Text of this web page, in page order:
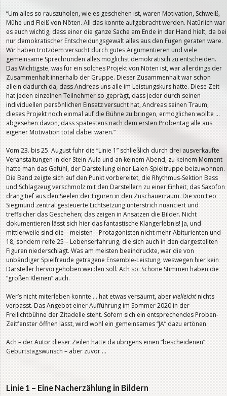
“Um alles so rauszuholen, wie es geschehen ist, waren Motivation, Schweiß,
Mühe und Fleiß von Nöten. All das konnte aufgebracht werden. Natürlich war
es auch wichtig, dass einer die ganze Sache am Ende in der Hand hielt, da bei
nur demokratischer Entscheidungsgewalt alles aus den Fugen geraten wäre.
Wir haben trotzdem versucht durch gutes Argumentieren und viele
gemeinsame Sprechrunden alles möglichst demokratisch zu entscheiden.
Das Wichtigste, was für ein solches Projekt von Nöten ist, war allerdings der
Zusammenhalt innerhalb der Gruppe. Dieser Zusammenhalt war schon
allein dadurch da, dass Andreas uns alle im Leistungskurs hatte. Diese Zeit
hat jeden einzelnen Teilnehmer so geprägt, dass jeder durch seinen
individuellen persönlichen Einsatz versucht hat, Andreas seinen Traum,
dieses Projekt noch einmal auf die Bühne zu bringen, ermöglichen wollte …
abgesehen davon, dass spätestens nach dem ersten Probentag alle aus
eigener Motivation total dabei waren.”
Vom 23. bis 25. August fuhr die “Linie 1” schließlich durch drei ausverkaufte
Veranstaltungen in der Stein-Aula und an keinem Abend, zu keinem Moment
hatte man das Gefühl, der Darstellung einer Laien-Spieltruppe beizuwohnen.
Die Band zeigte sich auf den Punkt vorbereitet, die Rhythmus-Sektion Bass
und Schlagzeug verschmolz mit den Darstellern zu einer Einheit, das Saxofon
drang tief aus den Seelen der Figuren in den Zuschauerraum. Die von Leo
Siegmund zentral gesteuerte Lichtsetzung unterstrich nuanciert und
treffsicher das Geschehen; das zeigen in Ansätzen die Bilder. Nicht
dokumentieren lässt sich hier das fantastische Klangerlebnis! Ja, und
mittlerweile sind die – meisten – Protagonisten nicht mehr Abiturienten und
18, sondern reife 25 – Lebenserfahrung, die sich auch in den dargestellten
Figuren niederschlägt. Was am meisten beeindruckte, war die von
unbändiger Spielfreude getragene Ensemble-Leistung, weswegen hier kein
Darsteller hervorgehoben werden soll. Ach so: Schöne Stimmen haben die
“großen Kleinen” auch.
Wer’s nicht miterleben konnte … hat etwas versäumt, abervielleichtnichts
verpasst. Das Angebot einer Aufführung im Sommer 2020 in der
Freilichtbühne der Zitadelle steht. Sofern sich ein entsprechendes Proben-
Zeitfenster öffnen lässt, wird wohl ein gemeinsames “JA” dazu ertönen.
Ach – der Autor dieser Zeilen hätte da übrigens einen “bescheidenen”
Geburtstagswunsch – aber zuvor …
Linie 1 – Eine Nacherzählung in Bildern